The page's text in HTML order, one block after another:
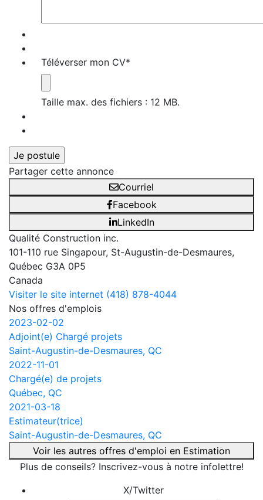
Téléverser mon CV*
Taille max. des fichiers : 12 MB.
Partager cette annonce
Courriel
Facebook
LinkedIn
Qualité Construction inc.
101-110 rue Singapour, St-Augustin-de-Desmaures,
Québec G3A 0P5
Canada
Visiter le site internet (418) 878-4044
Nos offres d'emplois
2023-02-02
Adjoint(e) Chargé projets
Saint-Augustin-de-Desmaures, QC
2022-11-01
Chargé(e) de projets
Québec, QC
2021-03-18
Estimateur(trice)
Saint-Augustin-de-Desmaures, QC
Voir les autres offres d'emploi en Estimation
Plus de conseils? Inscrivez-vous à notre infolettre!
X/Twitter